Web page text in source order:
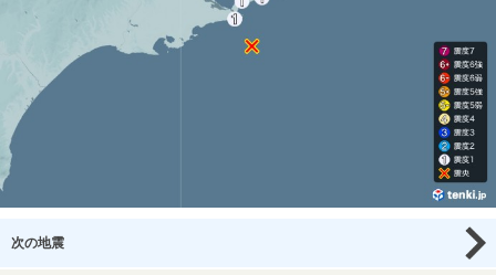
次の地震